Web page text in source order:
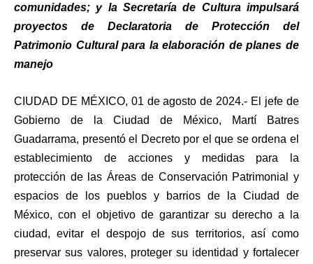
comunidades; y la Secretaría de Cultura impulsará
proyectos de Declaratoria de Protección del
Patrimonio Cultural para la elaboración de planes de
manejo
CIUDAD DE MÉXICO, 01 de agosto de 2024.- El jefe de
Gobierno de la Ciudad de México, Martí Batres
Guadarrama, presentó el Decreto por el que se ordena el
establecimiento de acciones y medidas para la
protección de las Áreas de Conservación Patrimonial y
espacios de los pueblos y barrios de la Ciudad de
México, con el objetivo de garantizar su derecho a la
ciudad, evitar el despojo de sus territorios, así como
preservar sus valores, proteger su identidad y fortalecer